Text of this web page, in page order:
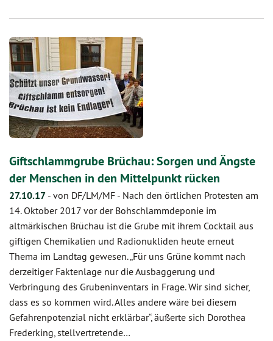
Giftschlammgrube Brüchau: Sorgen und Ängste
der Menschen in den Mittelpunkt rücken
27.10.17 - von DF/LM/MF - Nach den örtlichen Protesten am
14. Oktober 2017 vor der Bohschlammdeponie im
altmärkischen Brüchau ist die Grube mit ihrem Cocktail aus
giftigen Chemikalien und Radionukliden heute erneut
Thema im Landtag gewesen. „Für uns Grüne kommt nach
derzeitiger Faktenlage nur die Ausbaggerung und
Verbringung des Grubeninventars in Frage. Wir sind sicher,
dass es so kommen wird. Alles andere wäre bei diesem
Gefahrenpotenzial nicht erklärbar“, äußerte sich Dorothea
Frederking, stellvertretende…